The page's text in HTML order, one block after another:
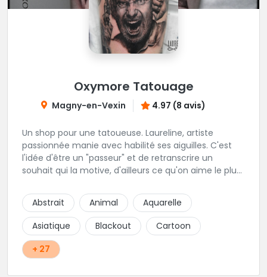
Oxymore Tatouage
Magny-en-Vexin 4.97 (8 avis)
Un shop pour une tatoueuse. Laureline, artiste
passionnée manie avec habilité ses aiguilles. C'est
l'idée d'être un "passeur" et de retranscrire un
souhait qui la motive, d'ailleurs ce qu'on aime le plus
néo trad. Une tatoueuse recommandée et à
recommander !
Abstrait Animal
Aquarelle
Asiatique
Blackout
Cartoon
+ 27